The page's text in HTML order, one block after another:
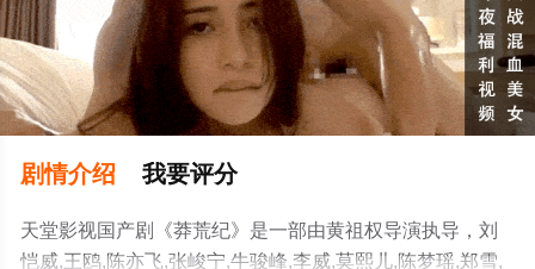
剧情介绍 我要评分
天堂影视国产剧《莽荒纪》是一部由黄祖权导演执导，刘
恺威,王鸥,陈亦飞,张峻宁,牛骏峰,李威,莫熙儿,陈梦瑶,郑雪,